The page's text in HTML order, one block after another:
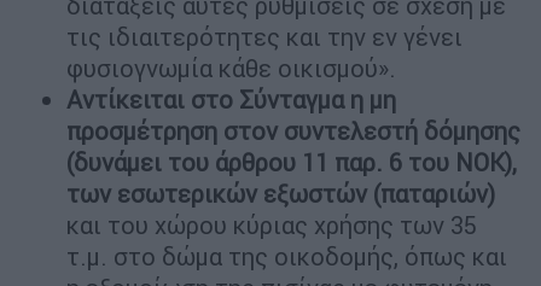
τις ιδιαιτερότητες και την εν γένει
φυσιογνωμία κάθε οικισμού».
Αντίκειται στο Σύνταγμα η μη
προσμέτρηση στον συντελεστή δόμησης
(δυνάμει του άρθρου 11 παρ. 6 του ΝΟΚ),
των εσωτερικών εξωστών (παταριών)
και του χώρου κύριας χρήσης των 35
τ.μ. στο δώμα της οικοδομής, όπως και